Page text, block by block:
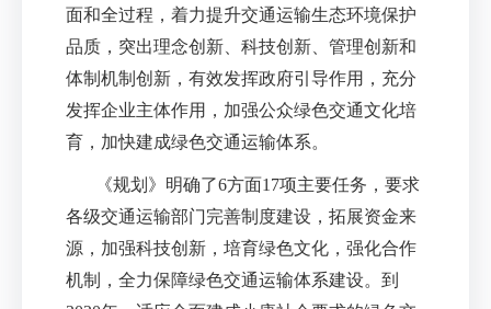
面和全过程，着力提升交通运输生态环境保护
品质，突出理念创新、科技创新、管理创新和
体制机制创新，有效发挥政府引导作用，充分
发挥企业主体作用，加强公众绿色交通文化培
育，加快建成绿色交通运输体系。
《规划》明确了6方面17项主要任务，要求
各级交通运输部门完善制度建设，拓展资金来
源，加强科技创新，培育绿色文化，强化合作
机制，全力保障绿色交通运输体系建设。到